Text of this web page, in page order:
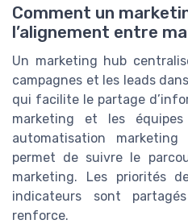
Comment un
l’alignement entre
Un marketing hub
campagnes et les leads
qui facilite le partage
marketing et les
automatisation
permet de suivre le
marketing. Les priorités
indicateurs sont
renforce.